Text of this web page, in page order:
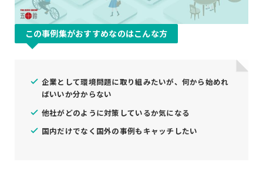
この事例集がおすすめなのはこんな方
企業として環境問題に取り組みたいが、何から始めれ
ばいいか分からない
他社がどのように対策しているか気になる
国内だけでなく国外の事例もキャッチしたい